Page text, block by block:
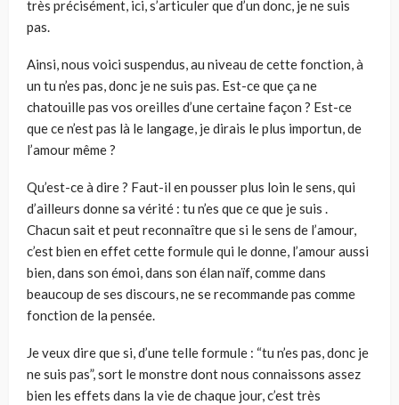
très précisément, ici, s’articuler que d’un donc, je ne suis
pas.
Ainsi, nous voici suspendus, au niveau de cette fonction, à
un tu n’es pas, donc je ne suis pas. Est-ce que ça ne
chatouille pas vos oreilles d’une certaine façon ? Est-ce
que ce n’est pas là le langage, je dirais le plus importun, de
l’amour même ?
Qu’est-ce à dire ? Faut-il en pousser plus loin le sens, qui
d’ailleurs donne sa vérité : tu n’es que ce que je suis .
Chacun sait et peut reconnaître que si le sens de l’amour,
c’est bien en effet cette formule qui le donne, l’amour aussi
bien, dans son émoi, dans son élan naïf, comme dans
beaucoup de ses discours, ne se recommande pas comme
fonction de la pensée.
Je veux dire que si, d’une telle formule : “tu n’es pas, donc je
ne suis pas”, sort le monstre dont nous connaissons assez
bien les effets dans la vie de chaque jour, c’est très